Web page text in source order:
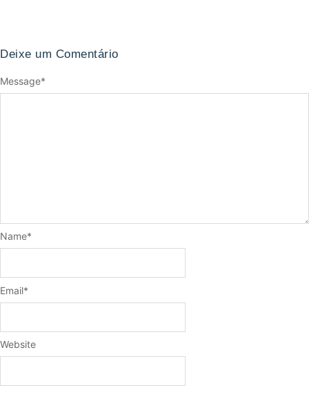
Deixe um Comentário
Message*
Name*
Email*
Website